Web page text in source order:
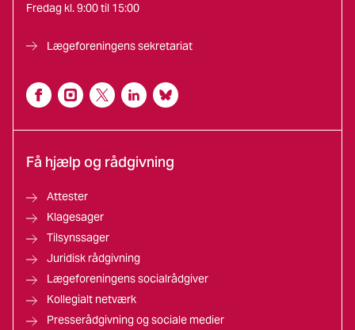
Fredag kl. 9:00 til 15:00
Lægeforeningens sekretariat
Få hjælp og rådgivning
Attester
Klagesager
Tilsynssager
Juridisk rådgivning
Lægeforeningens socialrådgiver
Kollegialt netværk
Presserådgivning og sociale medier